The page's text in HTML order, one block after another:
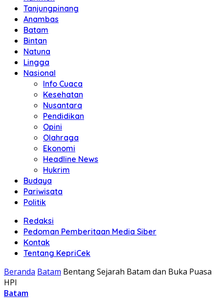
Tanjungpinang
Anambas
Batam
Bintan
Natuna
Lingga
Nasional
Info Cuaca
Kesehatan
Nusantara
Pendidikan
Opini
Olahraga
Ekonomi
Headline News
Hukrim
Budaya
Pariwisata
Politik
Redaksi
Pedoman Pemberitaan Media Siber
Kontak
Tentang KepriCek
Beranda Batam Bentang Sejarah Batam dan Buka Puasa
HPI
Batam